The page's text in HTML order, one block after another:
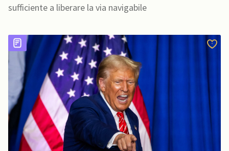
sufficiente a liberare la via navigabile